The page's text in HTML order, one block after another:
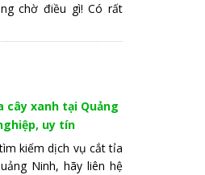
chờ điều gì! Có rất
cây xanh tại Quảng
uy tín
kiếm dịch vụ cắt tỉa
Ninh, hãy liên hệ